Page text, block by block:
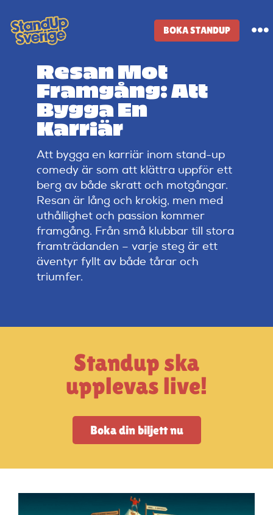
to
content
BOKA STANDUP
Standup-butik
Komiker
Lineup
Tidigare lineup
Klubbar
Artiklar
Kontakta oss
Vanliga frågor
Resan Mot
Framgång: Att
Bygga En
Karriär
Att bygga en karriär inom stand-up
comedy är som att klättra uppför ett
berg av både skratt och motgångar.
Resan är lång och krokig, men med
uthållighet och passion kommer
framgång. Från små klubbar till stora
framträdanden – varje steg är ett
äventyr fyllt av både tårar och
triumfer.
Standup ska
upplevas live!
Boka din biljett nu